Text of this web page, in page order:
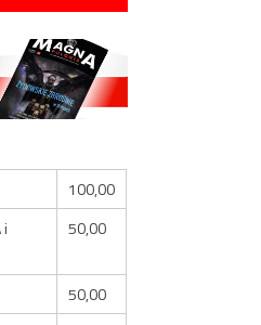
100,00
i
50,00
50,00